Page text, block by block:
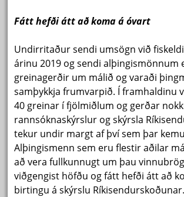
Fátt hefði átt að koma á óvart
Undirritaður sendi umsögn við
árinu 2019 og sendi alþingismönnum
greinagerðir um málið og varaði
samþykkja frumvarpið. Í framhaldinu
40 greinar í fjölmiðlum og gerðar
rannsóknaskýrslur og skýrsla
tekur undir margt af því sem þar
Alþingismenn sem eru flestir aðilar
að vera fullkunnugt um þau
viðgengist höfðu og fátt hefði átt að
birtingu á skýrslu Ríkisendurskoðunar.